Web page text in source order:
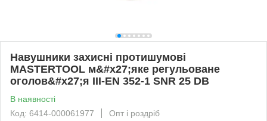
Навушники захисні протишумові
MASTERTOOL м&#x27;яке регульоване
оголов&#x27;я III-EN 352-1 SNR 25 DB
В наявності
Код: 6414-000061977
Опт і роздріб